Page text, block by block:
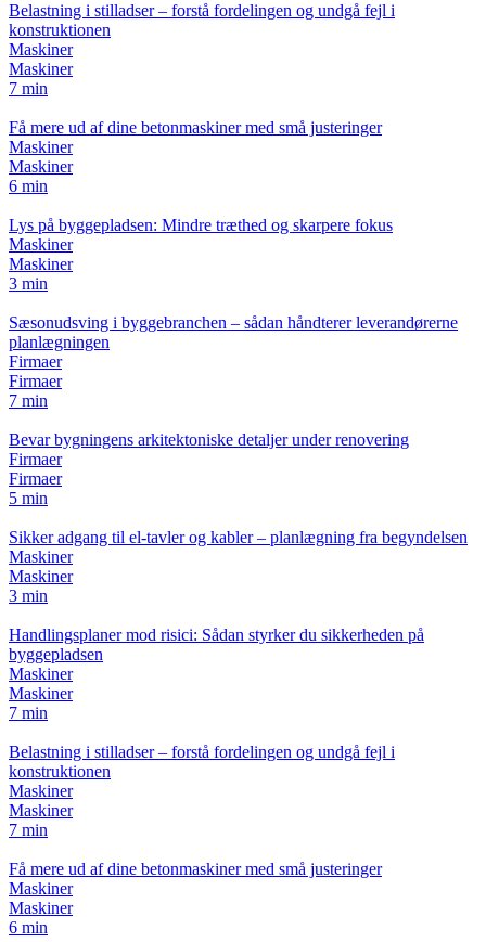
Belastning i stilladser – forstå fordelingen og undgå fejl i
konstruktionen
Maskiner
Maskiner
7 min
Få mere ud af dine betonmaskiner med små justeringer
Maskiner
Maskiner
6 min
Lys på byggepladsen: Mindre træthed og skarpere fokus
Maskiner
Maskiner
3 min
Sæsonudsving i byggebranchen – sådan håndterer leverandørerne
planlægningen
Firmaer
Firmaer
7 min
Bevar bygningens arkitektoniske detaljer under renovering
Firmaer
Firmaer
5 min
Sikker adgang til el-tavler og kabler – planlægning fra begyndelsen
Maskiner
Maskiner
3 min
Handlingsplaner mod risici: Sådan styrker du sikkerheden på
byggepladsen
Maskiner
Maskiner
7 min
Belastning i stilladser – forstå fordelingen og undgå fejl i
konstruktionen
Maskiner
Maskiner
7 min
Få mere ud af dine betonmaskiner med små justeringer
Maskiner
Maskiner
6 min